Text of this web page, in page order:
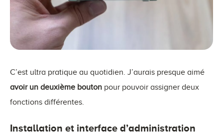
C’est ultra pratique au quotidien. J’aurais presque aimé
avoir un deuxième bouton pour pouvoir assigner deux
fonctions différentes.
Installation et interface d’administration